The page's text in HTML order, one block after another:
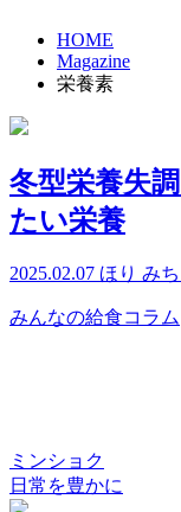
HOME
Magazine
栄養素
冬型栄養失
たい栄養
2025.02.07 ほり みち
みんなの給食コラム
ミンショク
日常を豊かに